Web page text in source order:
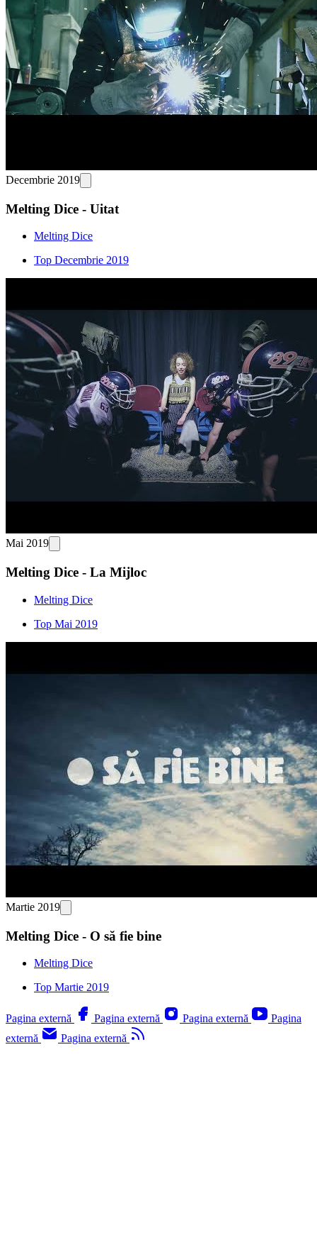
Decembrie 2019
Melting Dice - Uitat
Melting Dice
Top Decembrie 2019
Mai 2019
Melting Dice - La Mijloc
Melting Dice
Top Mai 2019
Martie 2019
Melting Dice - O să fie bine
Melting Dice
Top Martie 2019
Pagina externă Pagina externă Pagina externă
Pagina
externă
Pagina externă